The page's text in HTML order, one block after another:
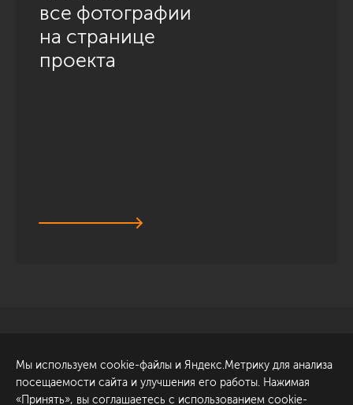
все фотографии
на странице
проекта
Обсудить проект
ул. Академика Павлова, 6
к1
Мы используем cookie-файлы и Яндекс.Метрику для анализа
посещаемости сайта и улучшения его работы. Нажимая
«Принять», вы соглашаетесь с использованием cookie-